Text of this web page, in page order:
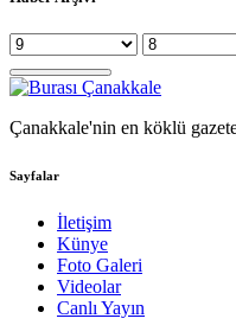
Çanakkale'nin en köklü
Sayfalar
İletişim
Künye
Foto Galeri
Videolar
Canlı Yayın